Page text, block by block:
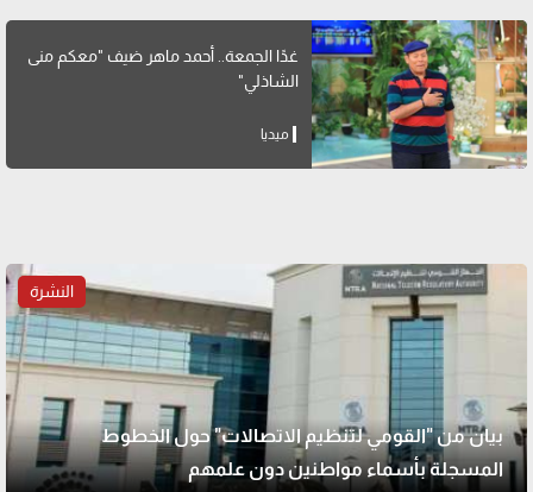
غدًا الجمعة.. أحمد ماهر ضيف "معكم منى
الشاذلي"
ميديا
النشرة
بيان من "القومي لتنظيم الاتصالات" حول الخطوط
المسجلة بأسماء مواطنين دون علمهم